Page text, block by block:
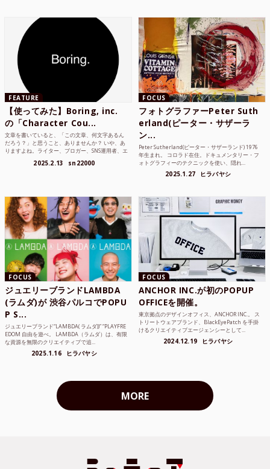
FEATURE
【使ってみた】Boring, inc.
の「Character Cou...
文章を書いていると、「この文章、何文字あるん
だろう？」と思うこと、ありませんか？ いや、あ
りますよね。ライター、ブロガー、SNS運用者、エ
2025.2.13 sn22000
FOCUS
フォトグラファーPeter Suth
erland(ピーター・サザーラ
ン...
Peter Sutherland(ピーター・サザーランド) 1976
年生まれ。 コロラド在住。ドキュメンタリー・フ
ォトグラフィーのテクニックを使い、隠れ...
2025.1.27 ヒラバヤシ
FOCUS
ジュエリーブランドLAMBDA
(ラムダ)が 渋谷パルコでPOPU
P S...
ジュエリーブランド“LAMBDA( ラムダ))” “PLAYFRE
EDOM 自由を遊べ。 LAMBDA（ラムダ）は、有限
な資源を無限のクリエイティブで追...
2025.1.16 ヒラバヤシ
FOCUS
ANCHOR INC.が初のPOPUP
OFFICEを開催。
東京拠点のデザインオフィス、ANCHOR INC.。 ス
トリートウェアブランド、BlackEyePatch を手掛
けるクリエイティブエージェンシーとして...
2024.12.19 ヒラバヤシ
MORE